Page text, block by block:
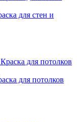
для стен и
для потолков